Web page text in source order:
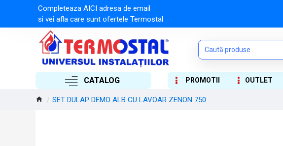
Completeaza AICI adresa de email
si vei afla care sunt ofertele Termostal
CATALOG PROMOTII OUTLET
SET DULAP DEMO ALB CU LAVOAR ZENON 750